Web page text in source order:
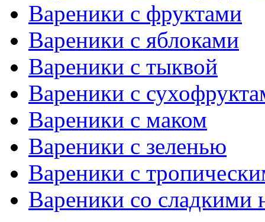
Вареники с фруктами
Вареники с яблоками
Вареники с тыквой
Вареники с
Вареники с маком
Вареники с зеленью
Вареники с
Вареники со сладкими